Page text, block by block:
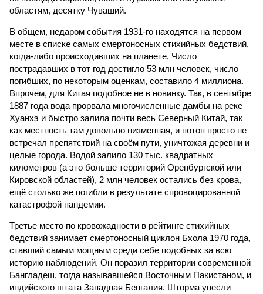
областям, десятку Чуваший.
В общем, недаром события 1931-го находятся на первом
месте в списке самых смертоносных стихийных бедствий,
когда-либо происходивших на планете. Число
пострадавших в тот год достигло 53 млн человек, число
погибших, по некоторым оценкам, составило 4 миллиона.
Впрочем, для Китая подобное не в новинку. Так, в сентябре
1887 года вода прорвала многочисленные дамбы на реке
Хуанхэ и быстро залила почти весь Северный Китай, так
как местность там довольно низменная, и потоп просто не
встречал препятствий на своём пути, уничтожая деревни и
целые города. Водой залило 130 тыс. квадратных
километров (а это больше территорий Оренбургской или
Кировской областей), 2 млн человек остались без крова,
ещё столько же погибли в результате спровоцированной
катастрофой пандемии.
Третье место по кровожадности в рейтинге стихийных
бедствий занимает смертоносный циклон Бхола 1970 года,
ставший самым мощным среди себе подобных за всю
историю наблюдений. Он поразил территории современной
Бангладеш, тогда называвшейся Восточным Пакистаном, и
индийского штата Западная Бенгалия. Шторма унесли